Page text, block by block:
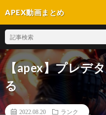
APEX動画まとめ
【apex】プレデ
る
2022.08.20 ランク